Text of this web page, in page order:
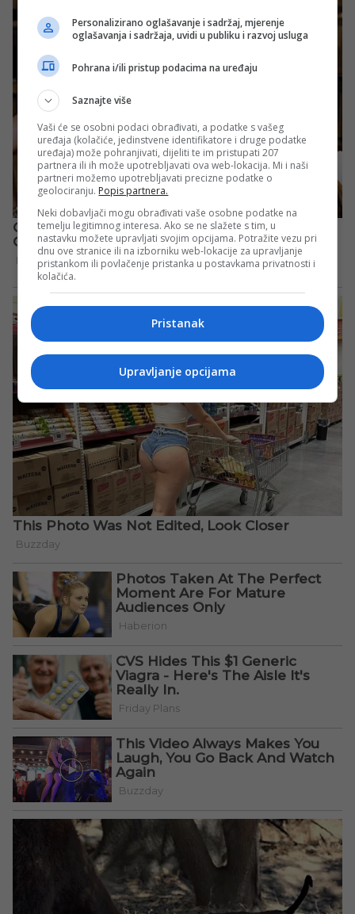
Personalizirano oglašavanje i sadržaj, mjerenje
oglašavanja i sadržaja, uvidi u publiku i razvoj usluga
Pohrana i/ili pristup podacima na uređaju
Saznajte više
Vaši će se osobni podaci obrađivati, a podatke s vašeg
uređaja (kolačiće, jedinstvene identifikatore i druge podatke
uređaja) može pohranjivati, dijeliti te im pristupati 207
partnera ili ih može upotrebljavati ova web-lokacija. Mi i naši
partneri možemo upotrebljavati precizne podatke o
geolociranju. Popis partnera.
Neki dobavljači mogu obrađivati vaše osobne podatke na
temelju legitimnog interesa. Ako se ne slažete s tim, u
nastavku možete upravljati svojim opcijama. Potražite vezu pri
dnu ove stranice ili na izborniku web-lokacije za upravljanje
pristankom ili povlačenje pristanka u postavkama privatnosti i
kolačića.
Pristanak
Upravljanje opcijama